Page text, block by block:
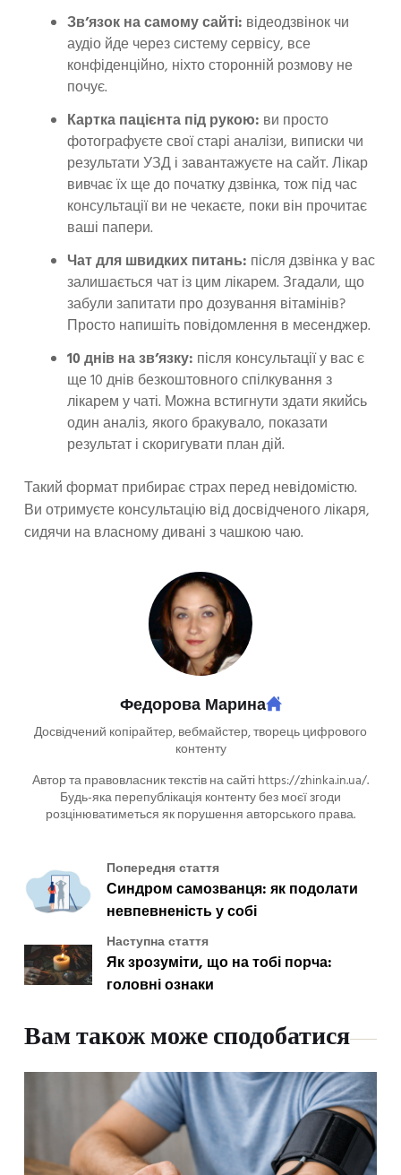
Зв’язок на самому сайті: відеодзвінок чи
аудіо йде через систему сервісу, все
конфіденційно, ніхто сторонній розмову не
почує.
Картка пацієнта під рукою: ви просто
фотографуєте свої старі аналізи, виписки чи
результати УЗД і завантажуєте на сайт. Лікар
вивчає їх ще до початку дзвінка, тож під час
консультації ви не чекаєте, поки він прочитає
ваші папери.
Чат для швидких питань: після дзвінка у вас
залишається чат із цим лікарем. Згадали, що
забули запитати про дозування вітамінів?
Просто напишіть повідомлення в месенджер.
10 днів на зв’язку: після консультації у вас є
ще 10 днів безкоштовного спілкування з
лікарем у чаті. Можна встигнути здати якийсь
один аналіз, якого бракувало, показати
результат і скоригувати план дій.
Такий формат прибирає страх перед невідомістю.
Ви отримуєте консультацію від досвідченого лікаря,
сидячи на власному дивані з чашкою чаю.
Федорова Марина
Досвідчений копірайтер, вебмайстер, творець цифрового
контенту
Автор та правовласник текстів на сайті https://zhinka.in.ua/.
Будь-яка перепублікація контенту без моєї згоди
розцінюватиметься як порушення авторського права.
Попередня стаття
Синдром самозванця: як подолати
невпевненість у собі
Наступна стаття
Як зрозуміти, що на тобі порча:
головні ознаки
Вам також може сподобатися